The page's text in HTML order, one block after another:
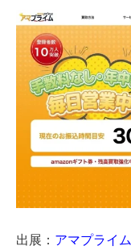
出展： アマプライム